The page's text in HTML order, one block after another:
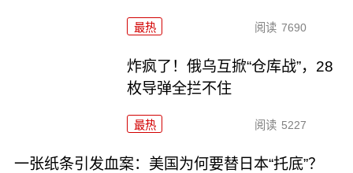
最热 阅读 7690
炸疯了！俄乌互掀“仓库战”，28
枚导弹全拦不住
最热 阅读 5227
一张纸条引发血案：美国为何要替日本“托底”？